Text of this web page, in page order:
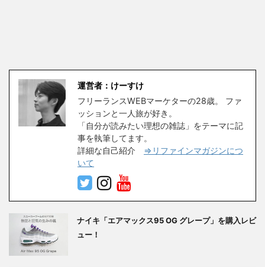
運営者：けーすけ
フリーランスWEBマーケターの28歳。 ファ
ッションと一人旅が好き。
「自分が読みたい理想の雑誌」をテーマに記
事を執筆してます。
詳細な自己紹介 ⇒リファインマガジンにつ
いて
ナイキ「エアマックス95 OG グレープ」を購入レビ
ュー！